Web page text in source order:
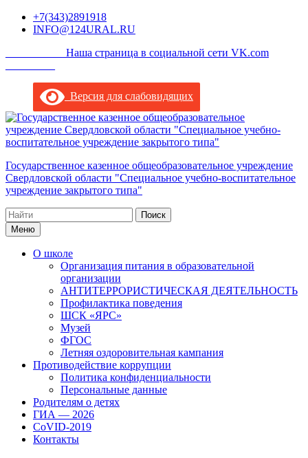
Перейти+7(343)2891918
INFO@124URAL.RU
___________Наша страница в социальной сети VK.com
Версия для слабовидящих
Государственное казенное общеобразовательное учреждение
Свердловской области "Специальное учебно-воспитательное
учреждение закрытого типа"
Поиск
по:Меню
О школе
Организация питания в образовательной
организации
АНТИТЕРРОРИСТИЧЕСКАЯ ДЕЯТЕЛЬНОСТЬ
Профилактика поведения
ШСК «ЯРС»
Музей
ФГОС
Летняя оздоровительная кампания
Противодействие коррупции
Политика конфиденциальности
Персональные данные
Родителям о детях
ГИА — 2026
CoVID-2019
Контакты